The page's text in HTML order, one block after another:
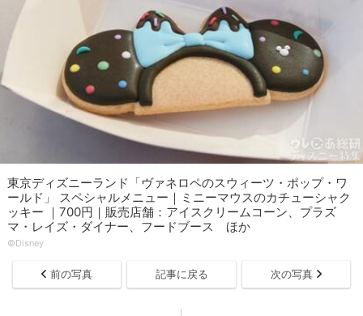
東京ディズニーランド「ヴァネロペのスウィーツ・ポップ・ワ
ールド」 スペシャルメニュー｜ミニーマウスのカチューシャク
ッキー ｜700円｜販売店舗：アイスクリームコーン、プラズ
マ・レイズ・ダイナー、フードブース ほか
©Disney
前の写真 記事に戻る 次の写真